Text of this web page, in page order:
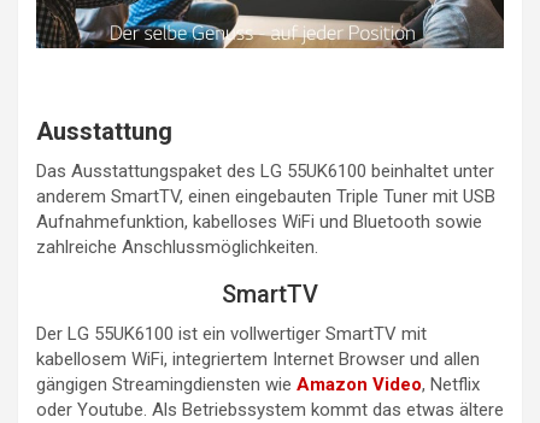
Ausstattung
Das Ausstattungspaket des LG 55UK6100 beinhaltet unter
anderem SmartTV, einen eingebauten Triple Tuner mit USB
Aufnahmefunktion, kabelloses WiFi und Bluetooth sowie
zahlreiche Anschlussmöglichkeiten.
SmartTV
Der LG 55UK6100 ist ein vollwertiger SmartTV mit
kabellosem WiFi, integriertem Internet Browser und allen
gängigen Streamingdiensten wie Amazon Video, Netflix
oder Youtube. Als Betriebssystem kommt das etwas ältere